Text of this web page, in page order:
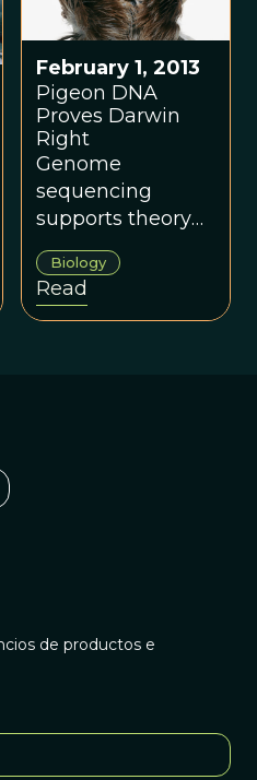
February 1, 2013
Pigeon DNA
Proves Darwin
Right
Genome
sequencing
supports theory
that all domestic
breeds descend
from wild rock
dove.
Biology
Read
de productos e